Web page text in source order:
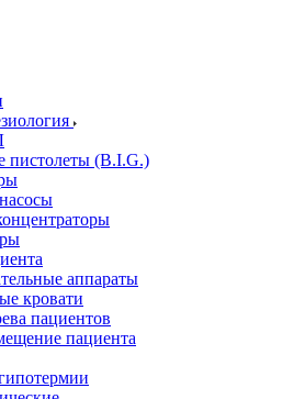
пистолеты (B.I.G.)
аппараты
кровати
пациентов
пациента